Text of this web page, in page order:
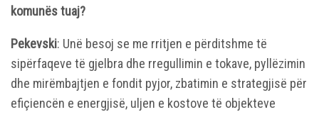
komunës tuaj?
Pekevski: Unë besoj se me rritjen e përditshme të
sipërfaqeve të gjelbra dhe rregullimin e tokave, pyllëzimin
dhe mirëmbajtjen e fondit pyjor, zbatimin e strategjisë për
efiçiencën e energjisë, uljen e kostove të objekteve